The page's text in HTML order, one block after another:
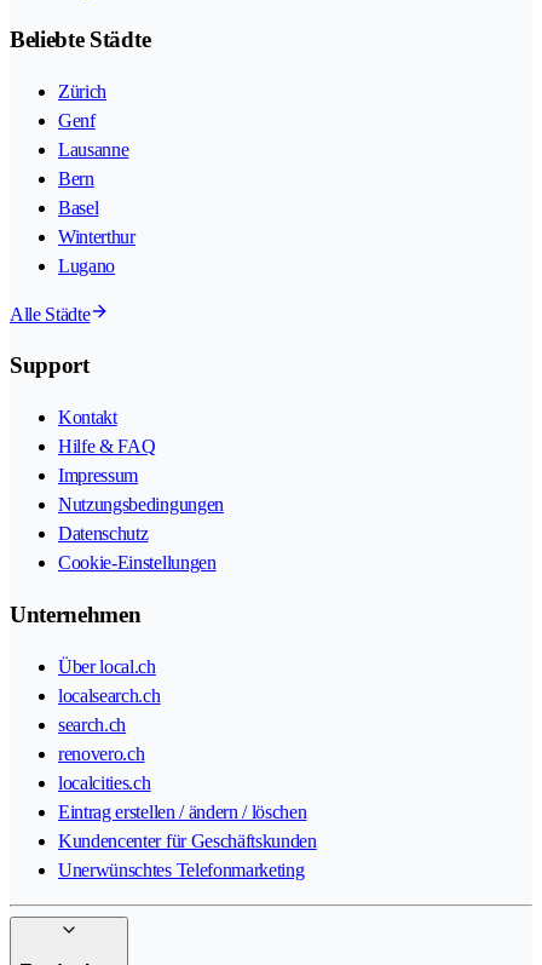
Beliebte Städte
Zürich
Genf
Lausanne
Bern
Basel
Winterthur
Lugano
Alle Städte
Support
Kontakt
Hilfe & FAQ
Impressum
Nutzungsbedingungen
Datenschutz
Cookie-Einstellungen
Unternehmen
Über local.ch
localsearch.ch
search.ch
renovero.ch
localcities.ch
Eintrag erstellen / ändern / löschen
Kundencenter für Geschäftskunden
Unerwünschtes Telefonmarketing